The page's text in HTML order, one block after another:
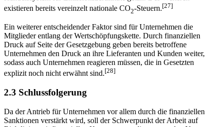
umgegangen wird.
Im ersten Schritt ist dies mit dem
Handelssystem für Emissionszertifikate getan. Des Weiteren
existieren bereits vereinzelt nationale CO2-Steuern. [27]
Ein weiterer entscheidender Faktor sind für Unternehmen die
Mitglieder entlang der Wertschöpfungskette. Durch finanziellen
Druck auf Seite der Gesetzgebung geben bereits betroffene
Unternehmen den Druck an ihre Lieferanten und Kunden weiter,
sodass auch Unternehmen reagieren müssen, die in Gesetzten
explizit noch nicht erwähnt sind.
2.3 Schlussfolgerung